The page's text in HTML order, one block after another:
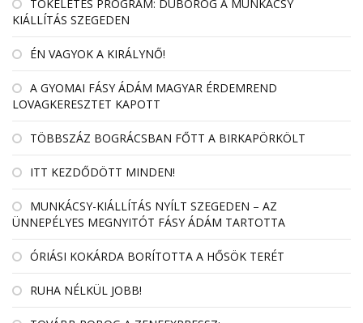
TÖKÉLETES PROGRAM: DÜBÖRÖG A MUNKÁCSY
KIÁLLÍTÁS SZEGEDEN
ÉN VAGYOK A KIRÁLYNŐ!
A GYOMAI FÁSY ÁDÁM MAGYAR ÉRDEMREND
LOVAGKERESZTET KAPOTT
TÖBBSZÁZ BOGRÁCSBAN FŐTT A BIRKAPÖRKÖLT
ITT KEZDŐDÖTT MINDEN!
MUNKÁCSY-KIÁLLÍTÁS NYÍLT SZEGEDEN – AZ
ÜNNEPÉLYES MEGNYITÓT FÁSY ÁDÁM TARTOTTA
ÓRIÁSI KOKÁRDA BORÍTOTTA A HŐSÖK TERÉT
RUHA NÉLKÜL JOBB!